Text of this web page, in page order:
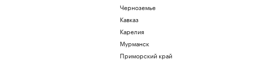
Черноземье
Кавказ
Карелия
Мурманск
Приморский край